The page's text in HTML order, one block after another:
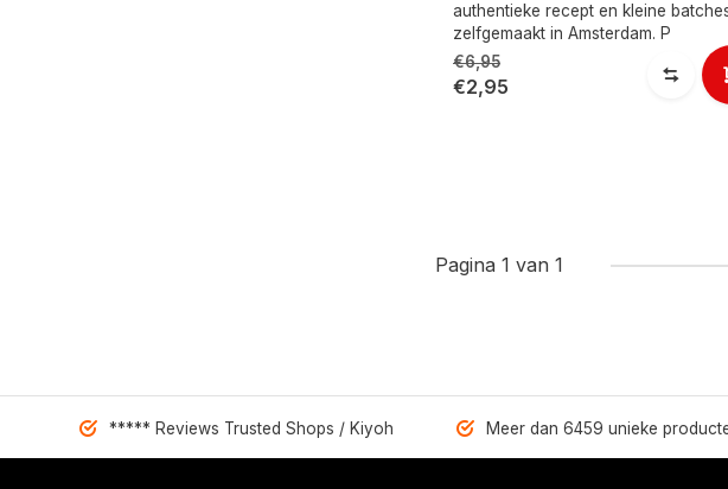
authentieke recept en kleine
zelfgemaakt in Amsterdam. P
€6,95
€2,95
Pagina 1 van 1
***** Reviews Trusted Shops / Kiyoh Meer dan 6459 unieke